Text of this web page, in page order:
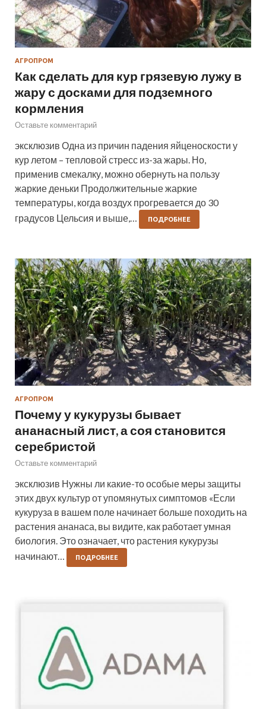
АГРОПРОМ
Как сделать для кур грязевую лужу в
жару с досками для подземного
кормления
Оставьте комментарий
эксклюзив Одна из причин падения яйценоскости у
кур летом – тепловой стресс из-за жары. Но,
применив смекалку, можно обернуть на пользу
жаркие деньки Продолжительные жаркие
температуры, когда воздух прогревается до 30
градусов Цельсия и выше,…
ПОДРОБНЕЕ
АГРОПРОМ
Почему у кукурузы бывает
ананасный лист, а соя становится
серебристой
Оставьте комментарий
эксклюзив Нужны ли какие-то особые меры защиты
этих двух культур от упомянутых симптомов «Если
кукуруза в вашем поле начинает больше походить на
растения ананаса, вы видите, как работает умная
биология. Это означает, что растения кукурузы
начинают…
ПОДРОБНЕЕ